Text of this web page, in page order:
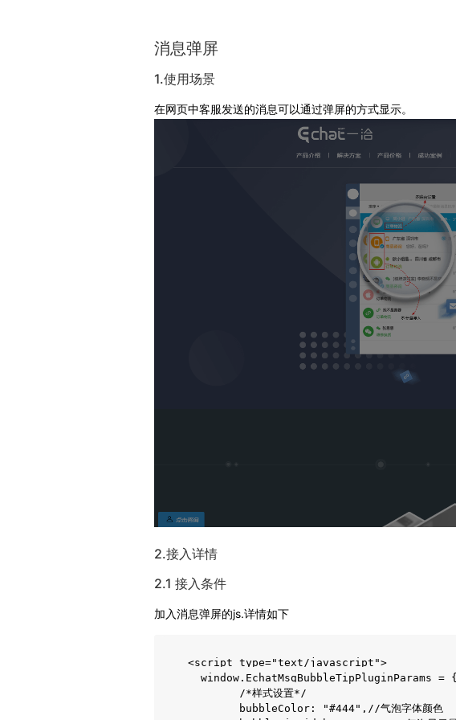
消息弹屏
1.使用场景
在网页中客服发送的消息可以通过弹屏的方式显示。
2.接入详情
2.1 接入条件
加入消息弹屏的js.详情如下
    <script type="text/javascript">
      window.EchatMsgBubbleTipPluginParams = {
            /*样式设置*/
            bubbleColor: "#444",//气泡字体颜色